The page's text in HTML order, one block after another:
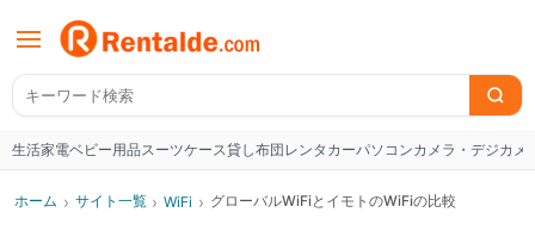
生活家電ベビー用品スーツケース貸し布団レンタカーパソコンカメラ・デジカメ
ホーム › サイト一覧 › WiFi › グローバルWiFiとイモトのWiFiの比較